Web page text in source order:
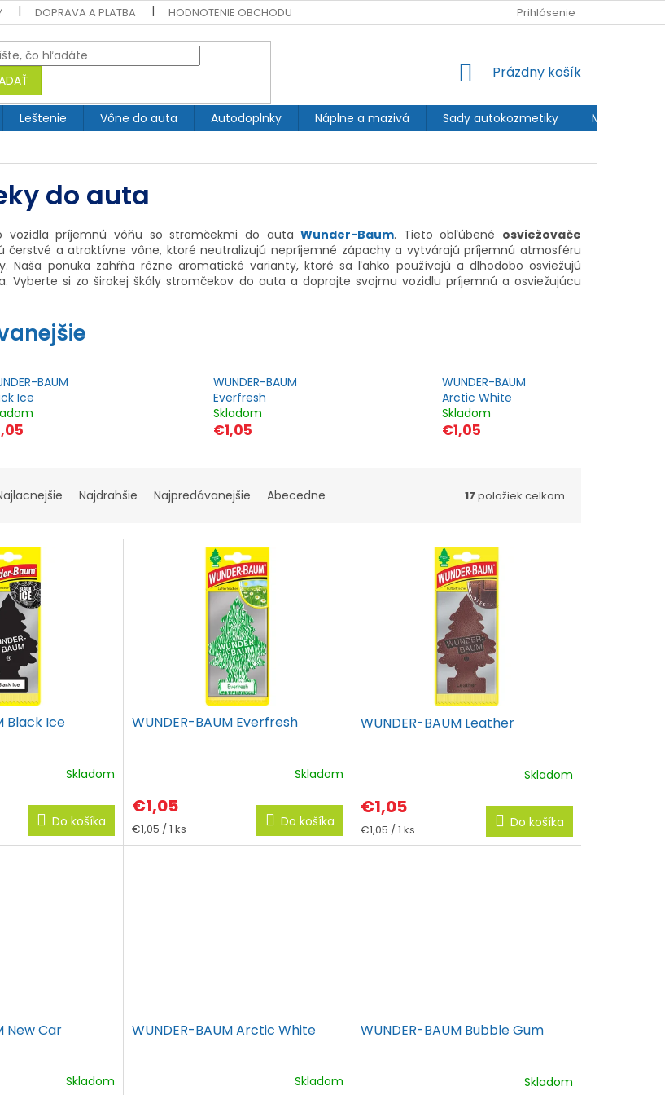
DOPRAVA A PLATBA HODNOTENIE OBCHODU REKLAMÁCIE A VRÁTENIA
Prihlásenie
NÁKUPNÝ
Prázdny košík
Leštenie Vône do auta Autodoplnky Náplne a mazivá Sady autokozmetiky
Motorky
do auta
vozidla príjemnú vôňu so stromčekmi do autaWunder-Baum. Tieto obľúbené osviežovače
čerstvé a atraktívne vône, ktoré neutralizujú nepríjemné zápachy a vytvárajú príjemnú atmosféru
Naša ponuka zahŕňa rôzne aromatické varianty, ktoré sa ľahko používajú a dlhodobo osviežujú
Vyberte si zo širokej škály stromčekov do auta a doprajte svojmu vozidlu príjemnú a osviežujúcu
BAUM
Ice
WUNDER-BAUM
Everfresh
Skladom
€1,05
WUNDER-BAUM
Arctic White
Skladom
€1,05
Najdrahšie Najpredávanejšie Abecedne 17 položiek celkom
Black Ice
Skladom
Do košíka
WUNDER-BAUM Everfresh
Skladom
€1,05
Jednotková
cena:
€1,05 / 1 ks Do košíka
WUNDER-BAUM Leather
Skladom
€1,05
Jednotková
cena:
€1,05 / 1 ks Do košíka
New Car
Skladom
WUNDER-BAUM Arctic White
Skladom
WUNDER-BAUM Bubble Gum
Skladom